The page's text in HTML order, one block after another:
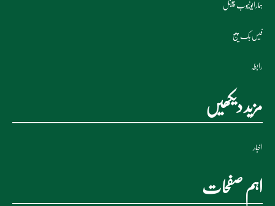
ہمارایوٹیوب چینل
فیس بک پیج
رابطہ
مزید دیکھیں
اخبار
اہم صفحات